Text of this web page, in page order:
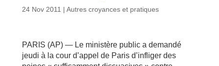
24 Nov 2011 | Autres croyances et pratiques
PARIS (AP) — Le ministère public a demandé
jeudi à la cour d’appel de Paris d’infliger des